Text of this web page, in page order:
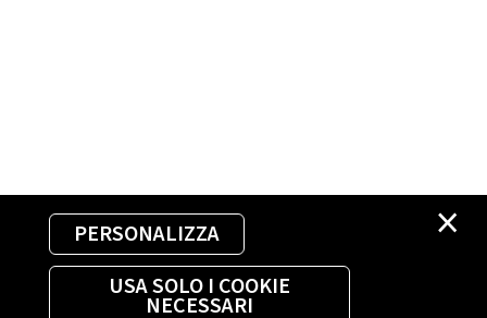
×
PERSONALIZZA
USA SOLO I COOKIE
NECESSARI